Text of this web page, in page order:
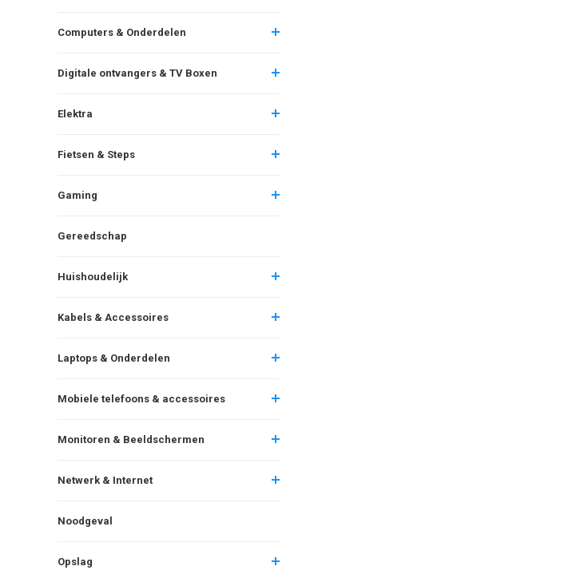
Computers & Onderdelen
Digitale ontvangers & TV Boxen
Elektra
Fietsen & Steps
Gaming
Gereedschap
Huishoudelijk
Kabels & Accessoires
Laptops & Onderdelen
Mobiele telefoons & accessoires
Monitoren & Beeldschermen
Netwerk & Internet
Noodgeval
Opslag